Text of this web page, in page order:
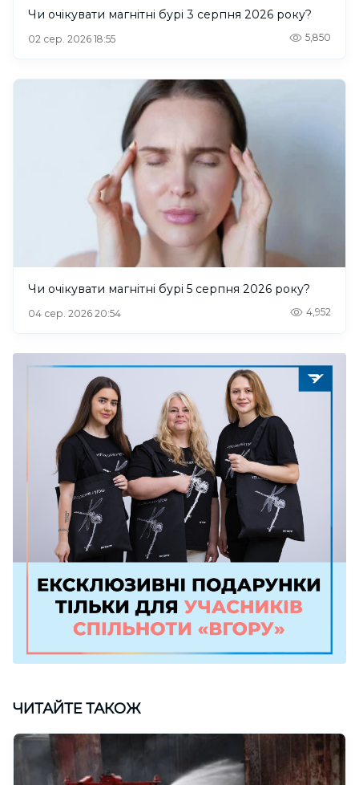
Чи очікувати магнітні бурі 3 серпня 2026 року?
02 сер. 2026 18:55 5,850
Чи очікувати магнітні бурі 5 серпня 2026 року?
04 сер. 2026 20:54 4,952
ЧИТАЙТЕ ТАКОЖ